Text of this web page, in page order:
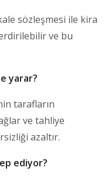
sözleşmesi ile kira
erdirilebilir ve bu
yarar?
tarafların
ve tahliye
azaltır.
ediyor?